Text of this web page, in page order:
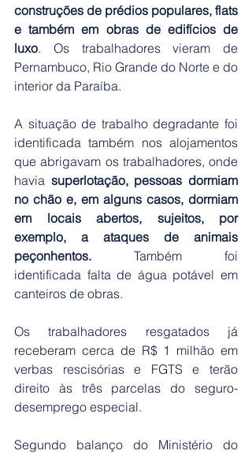
construções de prédios populares, flats
e também em obras de edifícios de
luxo. Os trabalhadores vieram de
Pernambuco, Rio Grande do Norte e do
interior da Paraíba.
A situação de trabalho degradante foi
identificada também nos alojamentos
que abrigavam os trabalhadores, onde
havia superlotação, pessoas dormiam
no chão e, em alguns casos, dormiam
em locais abertos, sujeitos, por
exemplo, a ataques de animais
peçonhentos. Também foi
identificada falta de água potável em
canteiros de obras.
Os trabalhadores resgatados já
receberam cerca de R$ 1 milhão em
verbas rescisórias e FGTS e terão
direito às três parcelas do seguro-
desemprego especial.
Segundo balanço do Ministério do